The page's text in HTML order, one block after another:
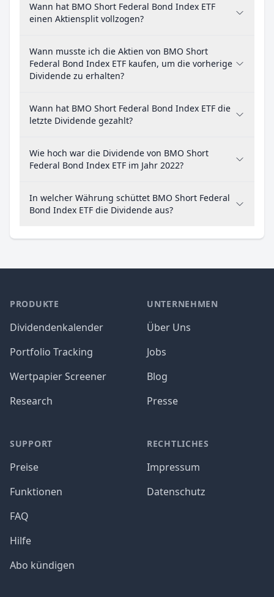
Wann hat BMO Short Federal Bond Index ETF
einen Aktiensplit vollzogen?
Wann musste ich die Aktien von BMO Short
Federal Bond Index ETF kaufen, um die vorherige
Dividende zu erhalten?
Wann hat BMO Short Federal Bond Index ETF die
letzte Dividende gezahlt?
Wie hoch war die Dividende von BMO Short
Federal Bond Index ETF im Jahr 2022?
In welcher Währung schüttet BMO Short Federal
Bond Index ETF die Dividende aus?
PRODUKTE
Dividendenkalender
Portfolio Tracking
Wertpapier Screener
Research
SUPPORT
Preise
Funktionen
FAQ
Hilfe
Abo kündigen
UNTERNEHMEN
Über Uns
Jobs
Blog
Presse
RECHTLICHES
Impressum
Datenschutz